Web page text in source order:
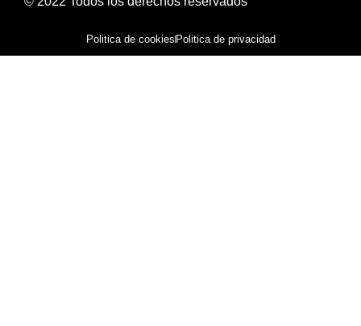
Politica de cookiesPolitica de privacidad